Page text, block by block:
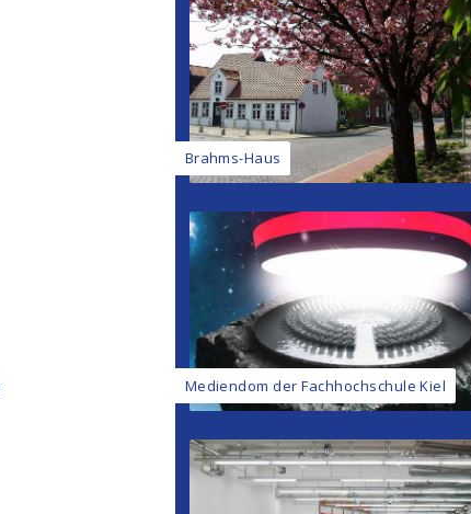
Brahms-Haus
Mediendom der Fachhochschule Kiel